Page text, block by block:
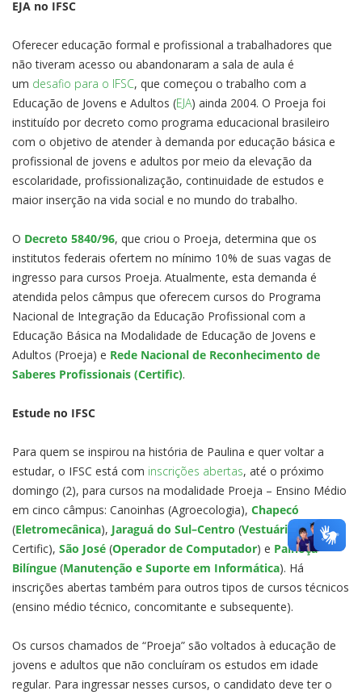
EJA no IFSC
Oferecer educação formal e profissional a trabalhadores que
não tiveram acesso ou abandonaram a sala de aula é
um desafio para o IFSC, que começou o trabalho com a
Educação de Jovens e Adultos (EJA) ainda 2004. O Proeja foi
instituído por decreto como programa educacional brasileiro
com o objetivo de atender à demanda por educação básica e
profissional de jovens e adultos por meio da elevação da
escolaridade, profissionalização, continuidade de estudos e
maior inserção na vida social e no mundo do trabalho.
O Decreto 5840/96, que criou o Proeja, determina que os
institutos federais ofertem no mínimo 10% de suas vagas de
ingresso para cursos Proeja. Atualmente, esta demanda é
atendida pelos câmpus que oferecem cursos do Programa
Nacional de Integração da Educação Profissional com a
Educação Básica na Modalidade de Educação de Jovens e
Adultos (Proeja) e Rede Nacional de Reconhecimento de
Saberes Profissionais (Certific).
Estude no IFSC
Para quem se inspirou na história de Paulina e quer voltar a
estudar, o IFSC está com inscrições abertas, até o próximo
domingo (2), para cursos na modalidade Proeja – Ensino Médio
em cinco câmpus: Canoinhas (Agroecologia), Chapecó
(Eletromecânica), Jaraguá do Sul–Centro (Vestuário
–
Certific), São José (Operador de Computador) e Palhoça
Bilíngue (Manutenção e Suporte em Informática). Há
inscrições abertas também para outros tipos de cursos técnicos
(ensino médio técnico, concomitante e subsequente).
Os cursos chamados de “Proeja” são voltados à educação de
jovens e adultos que não concluíram os estudos em idade
regular. Para ingressar nesses cursos, o candidato deve ter o